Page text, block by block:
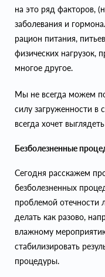
на это ряд факторов,
заболевания и
рацион питания,
физических нагрузок,
многое другое.
Мы не всегда можем
силу загруженности в
всегда хочет
Безболезненные
Сегодня расскажем
безболезненных
проблемой отечности
делать как разово,
влажному
стабилизировать
процедуры.